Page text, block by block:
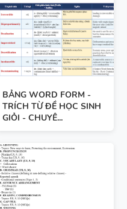
ĐỀ NGỮ
- PDF AI
ANH 3
BẢNG WORD FORM -
TRÍCH TỪ ĐỀ HỌC SINH
GIỎI - CHUYÊ...